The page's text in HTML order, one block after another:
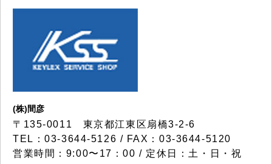
(株)間彦
〒135-0011 東京都江東区扇橋3-2-6
TEL：03-3644-5126 / FAX：03-3644-5120
営業時間：9:00〜17：00 / 定休日：土・日・祝